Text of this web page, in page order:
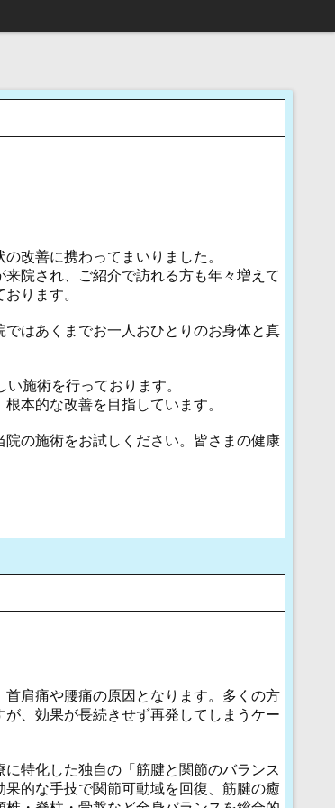
改善に携わってまいりました。
院され、ご紹介で訪れる方も年々増えて
ります。
はあくまでお一人おひとりのお身体と真
施術を行っております。
本的な改善を目指しています。
院の施術をお試しください。皆さまの健康
肩痛や腰痛の原因となります。多くの方
、効果が長続きせず再発してしまうケー
特化した独自の「筋腱と関節のバランス
的な手技で関節可動域を回復、筋腱の癒